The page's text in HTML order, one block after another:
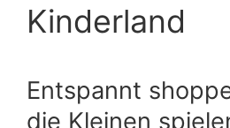
Kinderland
Entspannt
die Kleinen